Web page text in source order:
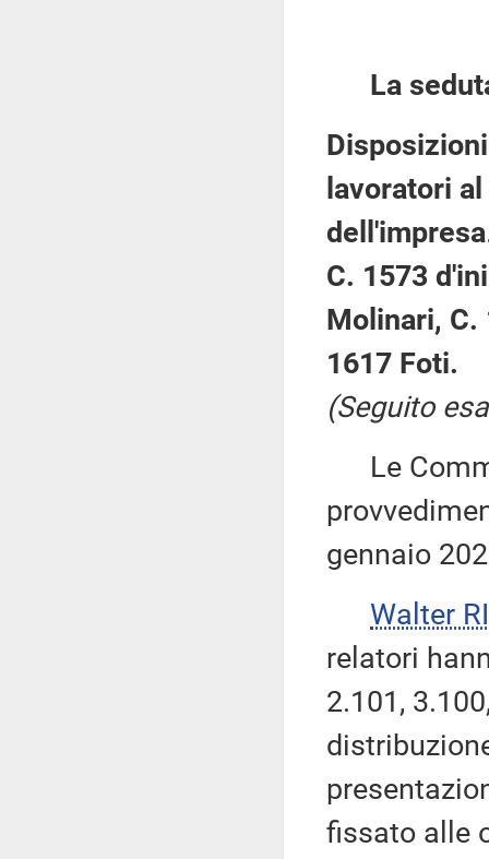
La
lavoratori
dell'impresa
C. 1573
Molinari, C.
1617 Foti.
(Seguito
Le
gennaio
Walter
relatori
2.101,
fissato alle